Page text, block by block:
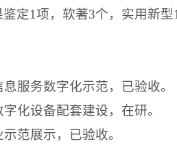
定1项，软著3个，实用新型
服务数字化示范，已验收。
化设备配套建设，在研。
范展示，已验收。